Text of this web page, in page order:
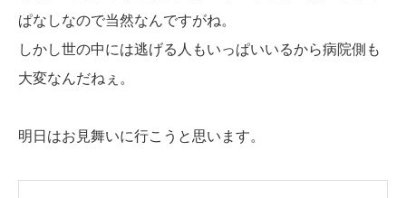
ぱなしなので当然なんですがね。
しかし世の中には逃げる人もいっぱいいるから病院側も
大変なんだねぇ。
明日はお見舞いに行こうと思います。